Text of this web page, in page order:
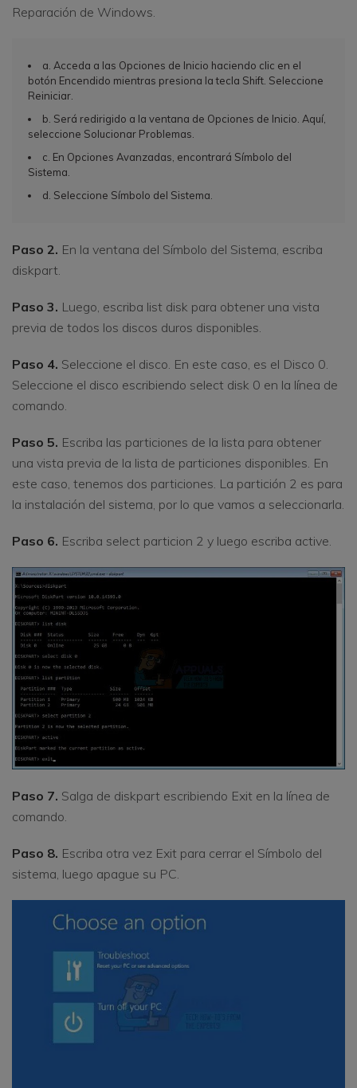
Reparación de Windows.
a. Acceda a las Opciones de Inicio haciendo clic en el
botón Encendido mientras presiona la tecla Shift. Seleccione
Reiniciar.
b. Será redirigido a la ventana de Opciones de Inicio. Aquí,
seleccione Solucionar Problemas.
c. En Opciones Avanzadas, encontrará Símbolo del
Sistema.
d. Seleccione Símbolo del Sistema.
Paso 2. En la ventana del Símbolo del Sistema, escriba
diskpart.
Paso 3. Luego, escriba list disk para obtener una vista
previa de todos los discos duros disponibles.
Paso 4. Seleccione el disco. En este caso, es el Disco 0.
Seleccione el disco escribiendo select disk 0 en la línea de
comando.
Paso 5. Escriba las particiones de la lista para obtener
una vista previa de la lista de particiones disponibles. En
este caso, tenemos dos particiones. La partición 2 es para
la instalación del sistema, por lo que vamos a seleccionarla.
Paso 6. Escriba select particion 2 y luego escriba active.
Paso 7. Salga de diskpart escribiendo Exit en la línea de
comando.
Paso 8. Escriba otra vez Exit para cerrar el Símbolo del
sistema, luego apague su PC.